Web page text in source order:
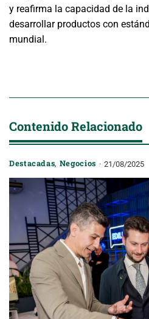
y reafirma la capacidad de la
desarrollar productos con
mundial.
Contenido Relacionado
Destacadas, Negocios 21/08/2025